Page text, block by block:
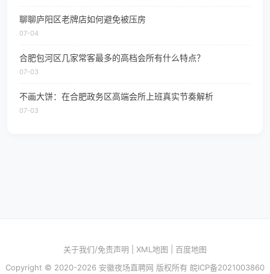
聊聊庐阳区老牌店如何避免被压房
07-04
合肥包河区几家常客最多的高档会所有什么特点？
07-03
不画大饼：在合肥政务区高端会所上班真实节奏解析
07-03
关于我们/免责声明 XML地图
百度地图
Copyright © 2020-2026 安徽夜场直聘网 版权所有 皖ICP备2021003860